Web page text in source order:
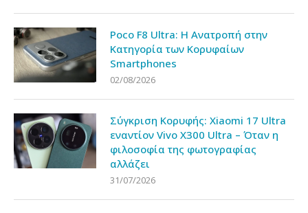
Poco F8 Ultra: Η Ανατροπή στην
Κατηγορία των Κορυφαίων
Smartphones
02/08/2026
Σύγκριση Κορυφής: Xiaomi 17 Ultra
εναντίον Vivo X300 Ultra – Όταν η
φιλοσοφία της φωτογραφίας
αλλάζει
31/07/2026